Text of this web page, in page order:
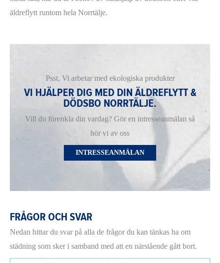
äldreflytt runtom hela Norrtälje.
Psst, Vi arbetar med ekologiska produkter
VI HJÄLPER DIG MED DIN ÄLDREFLYTT &
DÖDSBO NORRTÄLJE.
Vill du förenkla din vardag? Gör en intresseanmälan så
hör vi av oss
INTRESSEANMÄLAN
FRÅGOR OCH SVAR
Nedan hittar du svar på alla de frågor du kan tänkas ha om
städning som sker i samband med att en närstående gått bort.